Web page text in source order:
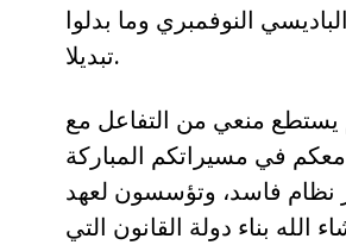
النوفمبري وما بدلوا
تبديلا.
منعي من التفاعل مع
معكم في مسيراتكم المباركة
فيفري الماضي ركائز نظام فاسد، وتؤسسون لعهد
بناء دولة القانون التي